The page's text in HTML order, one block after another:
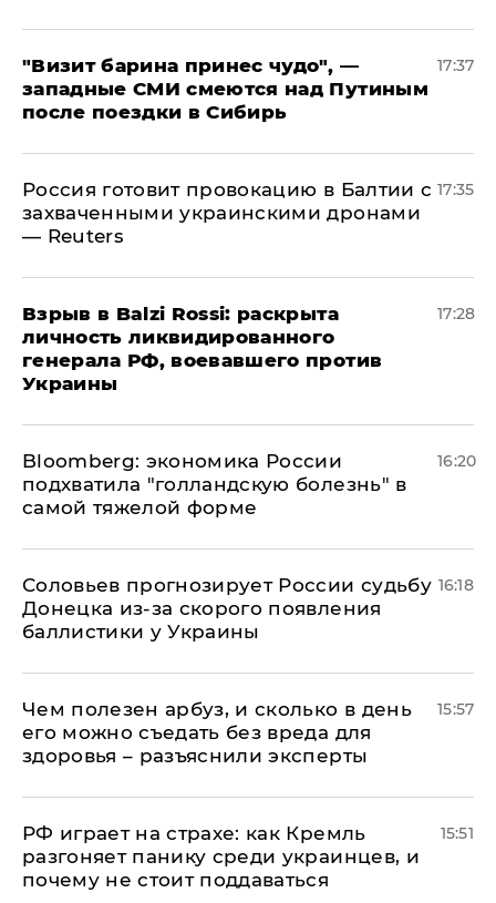
"Визит барина принес чудо", —
западные СМИ смеются над Путиным
после поездки в Сибирь
17:37
​Россия готовит провокацию в Балтии с
захваченными украинскими дронами
— Reuters
17:35
​Взрыв в Balzi Rossi: раскрыта
личность ликвидированного
генерала РФ, воевавшего против
Украины
17:28
Bloomberg: экономика России
подхватила "голландскую болезнь" в
самой тяжелой форме
16:20
Соловьев прогнозирует России судьбу
Донецка из-за скорого появления
баллистики у Украины
16:18
Чем полезен арбуз, и сколько в день
его можно съедать без вреда для
здоровья – разъяснили эксперты
15:57
РФ играет на страхе: как Кремль
разгоняет панику среди украинцев, и
почему не стоит поддаваться
15:51